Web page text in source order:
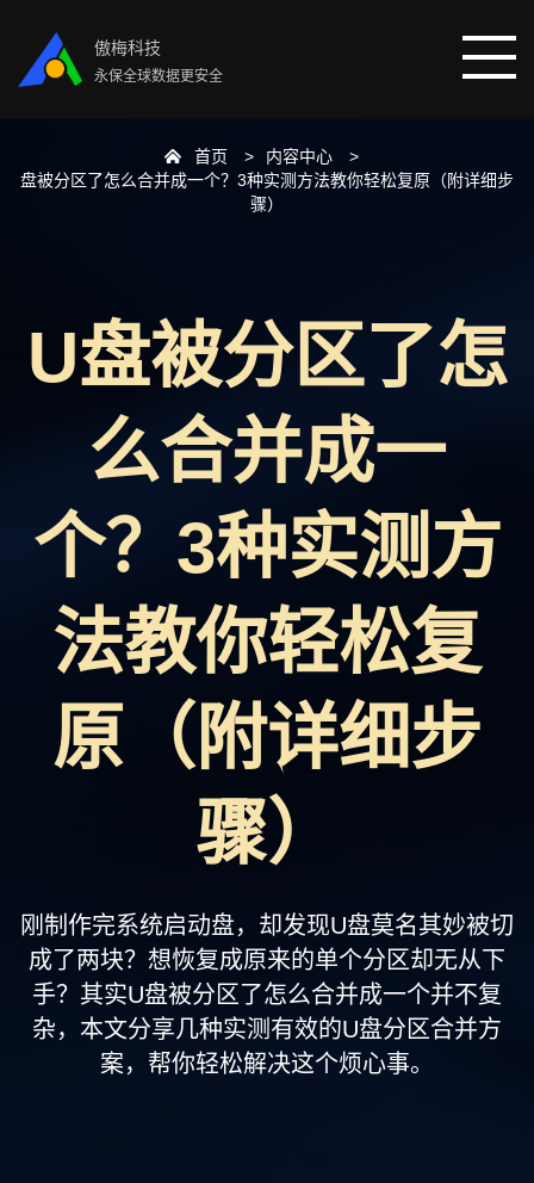
傲梅科技
永保全球数据更安全
数据恢复
下载中心
支持
首页
内容中心
盘被分区了怎么合并成一个？3种实测方法教你轻松复原（附详细步
骤）
U盘被分区了怎
么合并成一
个？3种实测方
法教你轻松复
原（附详细步
骤）
刚制作完系统启动盘，却发现U盘莫名其妙被切
成了两块？想恢复成原来的单个分区却无从下
手？其实U盘被分区了怎么合并成一个并不复
杂，本文分享几种实测有效的U盘分区合并方
案，帮你轻松解决这个烦心事。